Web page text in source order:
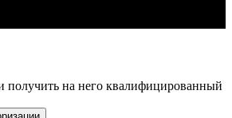
получить на него квалифицированный